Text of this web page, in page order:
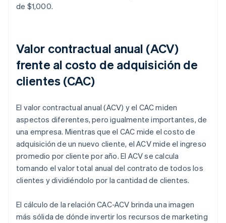
de $1,000.
Valor contractual anual (ACV)
frente al costo de adquisición de
clientes (CAC)
El valor contractual anual (ACV) y el CAC miden
aspectos diferentes, pero igualmente importantes, de
una empresa. Mientras que el CAC mide el costo de
adquisición de un nuevo cliente, el ACV mide el ingreso
promedio por cliente por año. El ACV se calcula
tomando el valor total anual del contrato de todos los
clientes y dividiéndolo por la cantidad de clientes.
El cálculo de la relación CAC-ACV brinda una imagen
más sólida de dónde invertir los recursos de marketing